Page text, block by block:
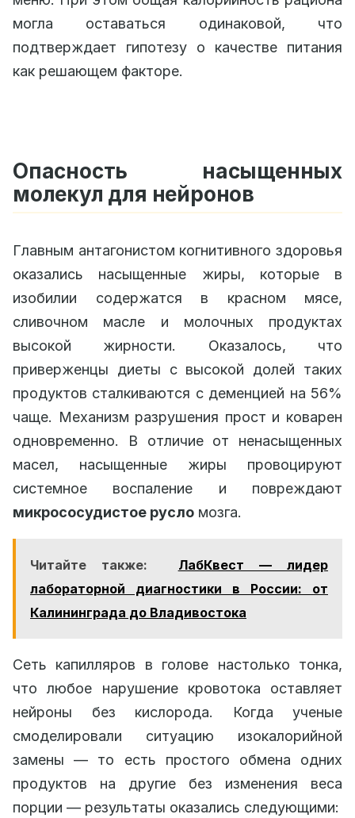
могла оставаться одинаковой, что
подтверждает гипотезу о качестве питания
как решающем факторе.
Опасность насыщенных
молекул для нейронов
Главным антагонистом когнитивного здоровья
оказались насыщенные жиры, которые в
изобилии содержатся в красном мясе,
сливочном масле и молочных продуктах
высокой жирности. Оказалось, что
приверженцы диеты с высокой долей таких
продуктов сталкиваются с деменцией на 56%
чаще. Механизм разрушения прост и коварен
одновременно. В отличие от ненасыщенных
масел, насыщенные жиры провоцируют
системное воспаление и повреждают
микрососудистое русло мозга.
Читайте также:
ЛабКвест — лидер
лабораторной диагностики в России: от
Калининграда до Владивостока
Сеть капилляров в голове настолько тонка,
что любое нарушение кровотока оставляет
нейроны без кислорода. Когда ученые
смоделировали ситуацию изокалорийной
замены — то есть простого обмена одних
продуктов на другие без изменения веса
порции — результаты оказались следующими: